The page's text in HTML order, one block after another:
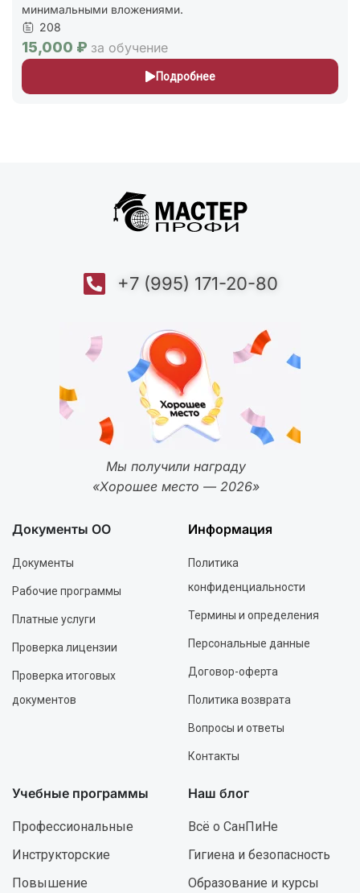
минимальными вложениями.
208
15,000 ₽ за обучение
Подробнее
+7 (995) 171-20-80
Мы получили награду
«Хорошее место — 2026»
Документы ОО
Документы
Рабочие программы
Платные услуги
Проверка лицензии
Проверка итоговых
документов
Информация
Политика
конфиденциальности
Термины и определения
Персональные данные
Договор-оферта
Политика возврата
Вопросы и ответы
Контакты
Учебные программы
Профессиональные
Инструкторские
Повышение
Наш блог
Всё о СанПиНе
Гигиена и безопасность
Образование и курсы